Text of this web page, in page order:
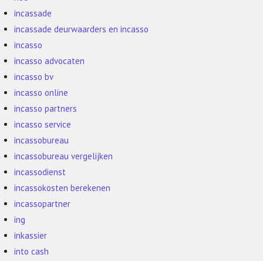
incassade
incassade deurwaarders en incasso
incasso
incasso advocaten
incasso bv
incasso online
incasso partners
incasso service
incassobureau
incassobureau vergelijken
incassodienst
incassokosten berekenen
incassopartner
ing
inkassier
into cash